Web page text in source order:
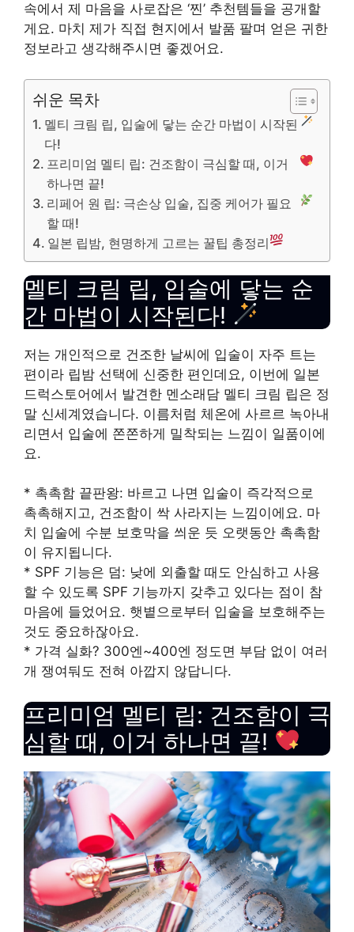
속에서 제 마음을 사로잡은 ‘찐’ 추천템들을 공개할
게요. 마치 제가 직접 현지에서 발품 팔며 얻은 귀한
정보라고 생각해주시면 좋겠어요.
쉬운 목차
멜티 크림 립, 입술에 닿는 순간 마법이 시작된
다!
프리미엄 멜티 립: 건조함이 극심할 때, 이거
하나면 끝!
리페어 원 립: 극손상 입술, 집중 케어가 필요
할 때!
일본 립밤, 현명하게 고르는 꿀팁 총정리
멜티 크림 립, 입술에 닿는 순
간 마법이 시작된다!
저는 개인적으로 건조한 날씨에 입술이 자주 트는
편이라 립밤 선택에 신중한 편인데요, 이번에 일본
드럭스토어에서 발견한 멘소래담 멜티 크림 립은 정
말 신세계였습니다. 이름처럼 체온에 사르르 녹아내
리면서 입술에 쫀쫀하게 밀착되는 느낌이 일품이에
요.
* 촉촉함 끝판왕: 바르고 나면 입술이 즉각적으로
촉촉해지고, 건조함이 싹 사라지는 느낌이에요. 마
치 입술에 수분 보호막을 씌운 듯 오랫동안 촉촉함
이 유지됩니다.
* SPF 기능은 덤: 낮에 외출할 때도 안심하고 사용
할 수 있도록 SPF 기능까지 갖추고 있다는 점이 참
마음에 들었어요. 햇볕으로부터 입술을 보호해주는
것도 중요하잖아요.
* 가격 실화? 300엔~400엔 정도면 부담 없이 여러
개 쟁여둬도 전혀 아깝지 않답니다.
프리미엄 멜티 립: 건조함이 극
심할 때, 이거 하나면 끝!